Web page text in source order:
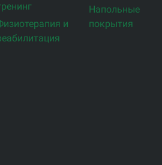
и
Напольные
покрытия